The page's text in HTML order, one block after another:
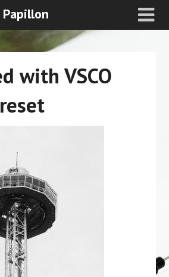
Papillon
with VSCO